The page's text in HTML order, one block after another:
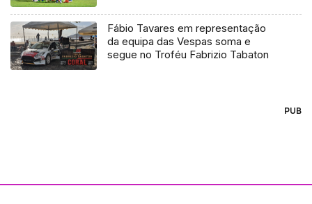
Fábio Tavares em representação
da equipa das Vespas soma e
segue no Troféu Fabrizio Tabaton
PUB